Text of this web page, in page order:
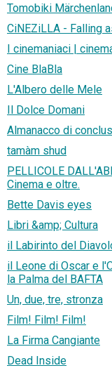
Tomobiki
CiNEZiLLA - Falling
I cinemaniaci |
Cine BlaBla
L'Albero delle Mele
Il Dolce Domani
Almanacco di
tamàm shud
PELLICOLE
Cinema e oltre.
Bette Davis eyes
Libri &amp; Cultura
il Labirinto del
il Leone di Oscar e
la Palma del BAFTA
Un, due, tre, stronza
Film! Film! Film!
La Firma Cangiante
Dead Inside